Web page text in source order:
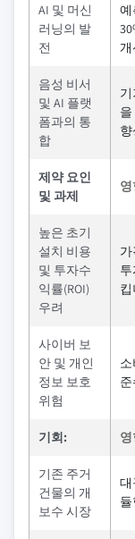
AI 및 머신
러닝의 발
전
예
개
음성 비서
및 AI 플랫
폼과의 통
합
제약 요인
및 과제
높은 초기
설치 비용
및 투자수
익률(ROI)
우려
사이버 보
안 및 개인
정보 보호
위험
기회:
기존 주거
건물의 개
보수 시장
대